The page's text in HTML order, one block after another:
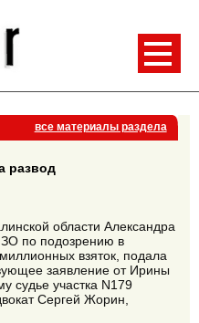
все материалы раздела
развод
области Александра
по подозрению в
взяток, подала
заявление от Ирины
судье участка N179
Сергей Жорин,